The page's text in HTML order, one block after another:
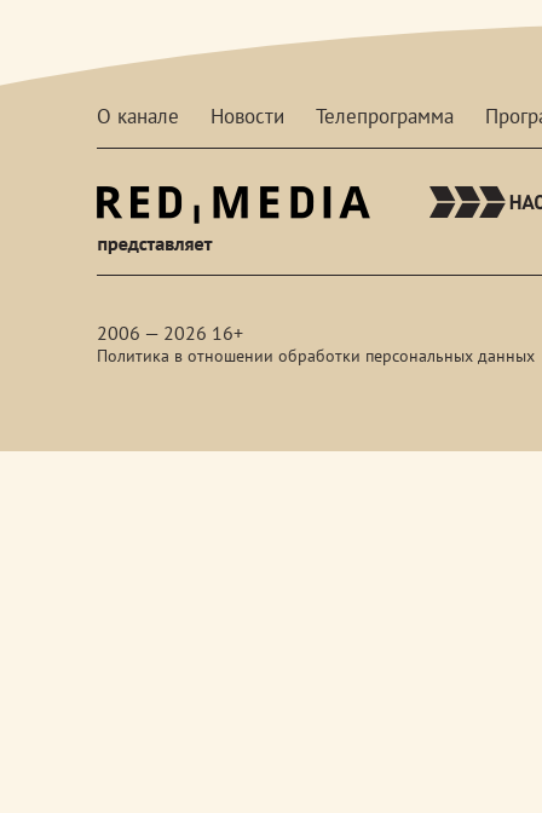
О канале Новости Телепрограмма
2006 — 2026 16+
Политика в отношении обработки персональных данных